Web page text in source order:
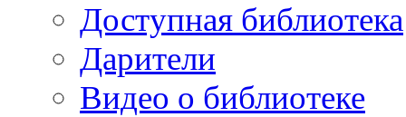
Доступная библиотека
Дарители
Видео о библиотеке